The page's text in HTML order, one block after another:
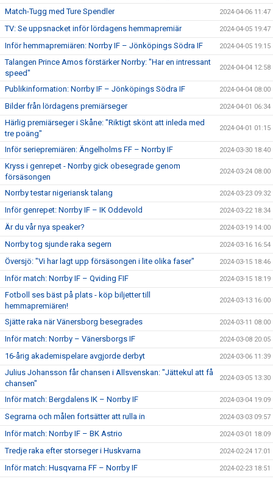
Match-Tugg med Ture Spendler 2024-04-06 11:47
TV: Se uppsnacket inför lördagens hemmapremiär 2024-04-05 19:47
Inför hemmapremiären: Norrby IF – Jönköpings Södra IF 2024-04-05 19:15
Talangen Prince Amos förstärker Norrby: "Har en intressant
speed"
2024-04-04 12:58
Publikinformation: Norrby IF – Jönköpings Södra IF 2024-04-04 08:00
Bilder från lördagens premiärseger 2024-04-01 06:34
Härlig premiärseger i Skåne: "Riktigt skönt att inleda med
tre poäng"
2024-04-01 01:15
Inför seriepremiären: Ängelholms FF – Norrby IF 2024-03-30 18:40
Kryss i genrepet - Norrby gick obesegrade genom
försäsongen
2024-03-24 08:00
Norrby testar nigeriansk talang 2024-03-23 09:32
Inför genrepet: Norrby IF – IK Oddevold 2024-03-22 18:34
Är du vår nya speaker? 2024-03-19 14:00
Norrby tog sjunde raka segern 2024-03-16 16:54
Översjö: "Vi har lagt upp försäsongen i lite olika faser" 2024-03-15 18:46
Inför match: Norrby IF – Qviding FIF 2024-03-15 18:19
Fotboll ses bäst på plats - köp biljetter till
hemmapremiären!
2024-03-13 16:00
Sjätte raka när Vänersborg besegrades 2024-03-11 08:00
Inför match: Norrby – Vänersborgs IF 2024-03-08 20:05
16-årig akademispelare avgjorde derbyt 2024-03-06 11:39
Julius Johansson får chansen i Allsvenskan: "Jättekul att få
chansen"
2024-03-05 13:30
Inför match: Bergdalens IK – Norrby IF 2024-03-04 19:09
Segrarna och målen fortsätter att rulla in 2024-03-03 09:57
Inför match: Norrby IF – BK Astrio 2024-03-01 18:09
Tredje raka efter storseger i Huskvarna 2024-02-24 17:01
Inför match: Husqvarna FF – Norrby IF 2024-02-23 18:51